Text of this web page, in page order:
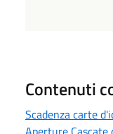
Contenuti
Scadenza carte